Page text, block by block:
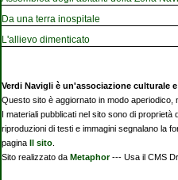
Da una terra inospitale
L'allievo dimenticato
Verdi Navigli è un'associazione culturale
Questo sito è aggiornato in modo aperiodico,
I materiali pubblicati nel sito sono di
riproduzioni di testi e immagini segnalano la
pagina Il sito
Sito realizzato da Metaphor--- Usa il CMS